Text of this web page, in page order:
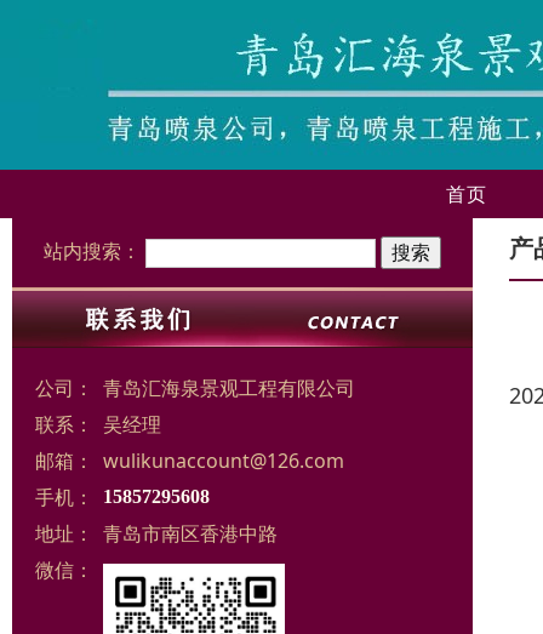
首页
站内搜索：
公司：
青岛汇海泉景观工程有限公司
联系：
吴经理
邮箱：
wulikunaccount@126.com
手机：
15857295608
地址：
青岛市南区香港中路
微信：
产